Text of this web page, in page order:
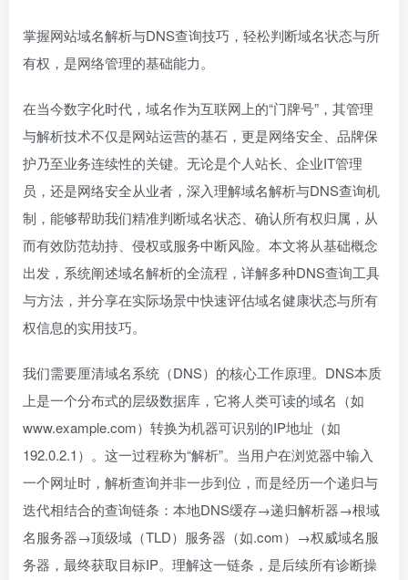
掌握网站域名解析与DNS查询技巧，轻松判断域名状态与所
有权，是网络管理的基础能力。
在当今数字化时代，域名作为互联网上的“门牌号”，其管理
与解析技术不仅是网站运营的基石，更是网络安全、品牌保
护乃至业务连续性的关键。无论是个人站长、企业IT管理
员，还是网络安全从业者，深入理解域名解析与DNS查询机
制，能够帮助我们精准判断域名状态、确认所有权归属，从
而有效防范劫持、侵权或服务中断风险。本文将从基础概念
出发，系统阐述域名解析的全流程，详解多种DNS查询工具
与方法，并分享在实际场景中快速评估域名健康状态与所有
权信息的实用技巧。
我们需要厘清域名系统（DNS）的核心工作原理。DNS本质
上是一个分布式的层级数据库，它将人类可读的域名（如
www.example.com）转换为机器可识别的IP地址（如
192.0.2.1）。这一过程称为“解析”。当用户在浏览器中输入
一个网址时，解析查询并非一步到位，而是经历一个递归与
迭代相结合的查询链条：本地DNS缓存→递归解析器→根域
名服务器→顶级域（TLD）服务器（如.com）→权威域名服
务器，最终获取目标IP。理解这一链条，是后续所有诊断操